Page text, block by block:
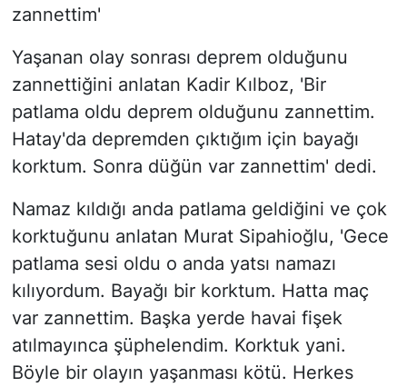
zannettim'
Yaşanan olay sonrası deprem olduğunu
zannettiğini anlatan Kadir Kılboz, 'Bir
patlama oldu deprem olduğunu zannettim.
Hatay'da depremden çıktığım için bayağı
korktum. Sonra düğün var zannettim' dedi.
Namaz kıldığı anda patlama geldiğini ve çok
korktuğunu anlatan Murat Sipahioğlu, 'Gece
patlama sesi oldu o anda yatsı namazı
kılıyordum. Bayağı bir korktum. Hatta maç
var zannettim. Başka yerde havai fişek
atılmayınca şüphelendim. Korktuk yani.
Böyle bir olayın yaşanması kötü. Herkes